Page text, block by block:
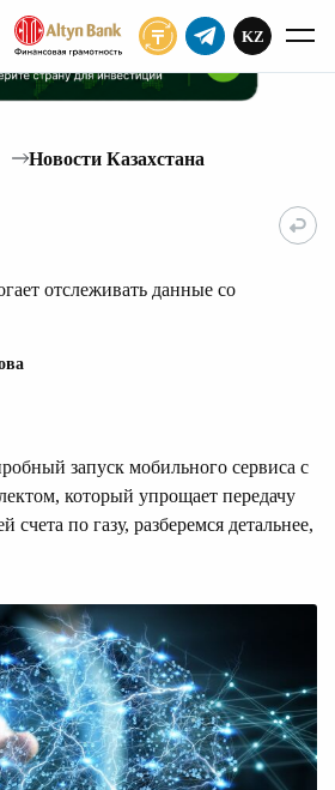
KZ
Новости Казахстана
отслеживать данные со
запуск мобильного сервиса с
который упрощает передачу
счета по газу, разберемся детальнее,